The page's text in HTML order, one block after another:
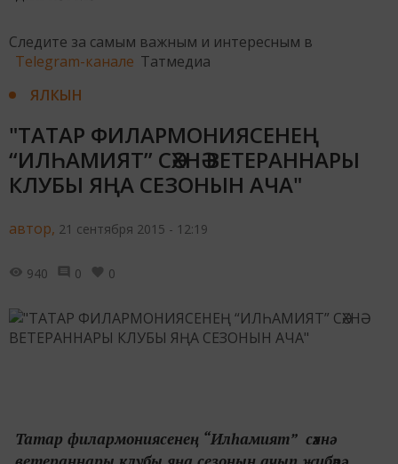
Следите за самым важным и интересным в
Telegram-канале Татмедиа
ЯЛКЫН
"ТАТАР ФИЛАРМОНИЯСЕНЕҢ
“ИЛҺАМИЯТ” СӘХНӘ ВЕТЕРАННАРЫ
КЛУБЫ ЯҢА СЕЗОНЫН АЧА"
автор, 21 сентября 2015 - 12:19
940 0 0
Татар филармониясенең “Илһамият” сәхнә